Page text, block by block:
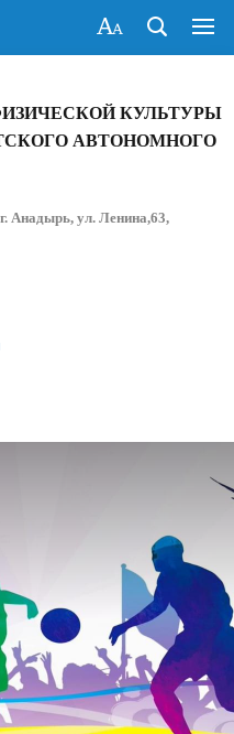
КУЛЬТУРЫ
АВТОНОМНОГО
Анадырь, ул. Ленина,63,